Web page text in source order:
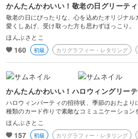
かんたんかわいい！敬老の日グリーテ
敬老の日にぴったりな、心を込めたオリジナ
愛くしあげ、受け取った方も思わずほっこり。
ほんぶさとこ
160 初級 カリグラフィー・レタリング
かんたんかわいい！ハロウィングリー
ハロウィンパーティの招待状、季節のおたよ
種類のカード作りで素敵なコミュニケーション
ほんぶさとこ
157 初級 カリグラフィー・レタリング